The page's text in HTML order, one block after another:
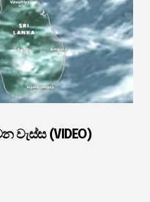
වැස්ස (VIDEO)